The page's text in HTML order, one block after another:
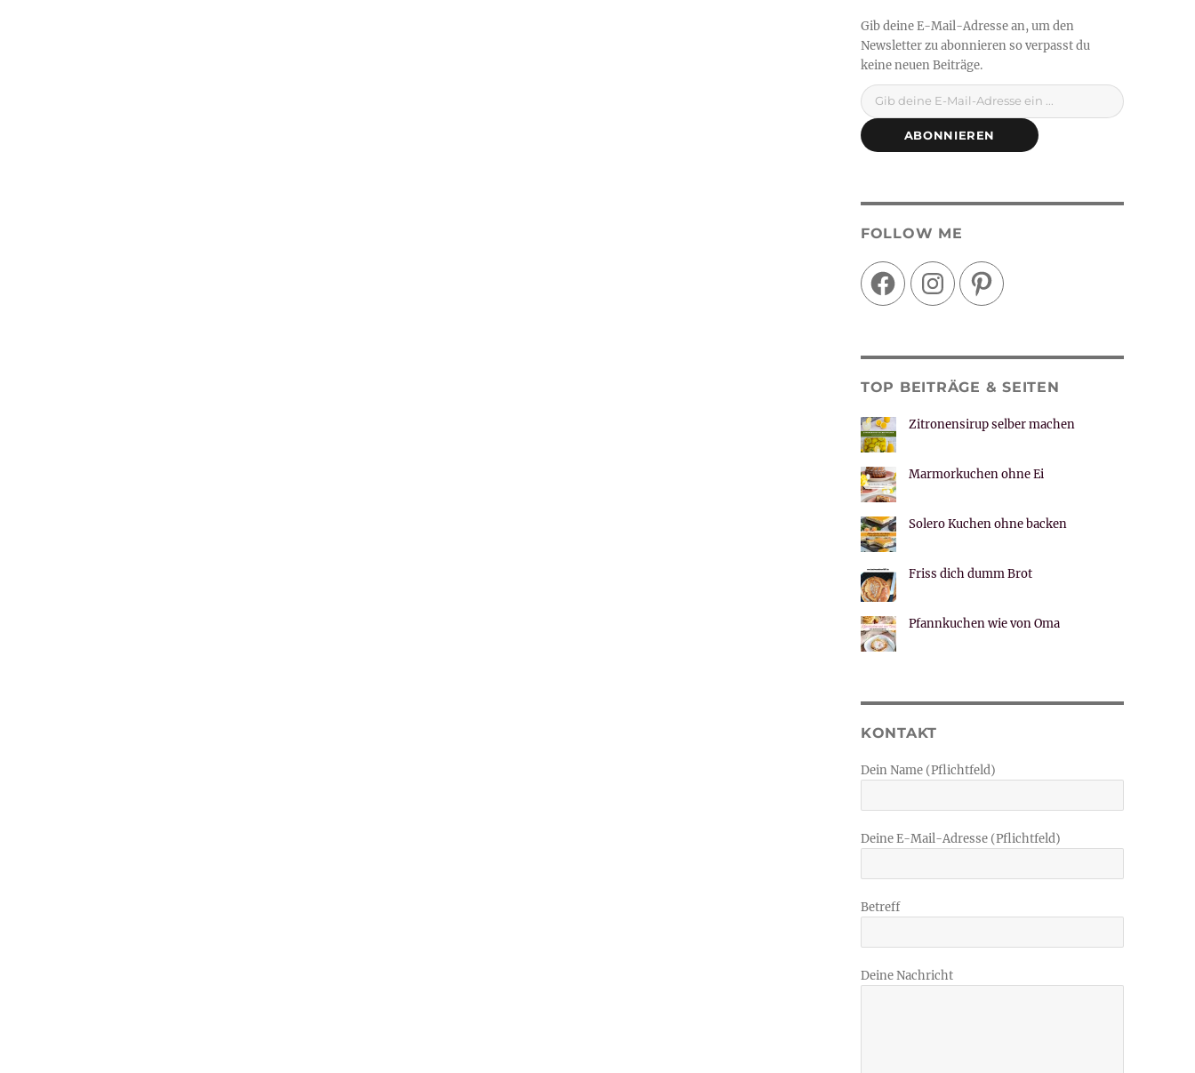
Gib deine E-Mail-Adresse ein ...
ABONNIEREN
FOLLOW ME
FacebookInstagramPinterest
TOP BEITRÄGE & SEITEN
Zitronensirup selber machen
Marmorkuchen ohne Ei
Solero Kuchen ohne backen
Friss dich dumm Brot
Pfannkuchen wie von Oma
KONTAKT
Dein Name (Pflichtfeld)
Deine E-Mail-Adresse (Pflichtfeld)
Betreff
Deine Nachricht